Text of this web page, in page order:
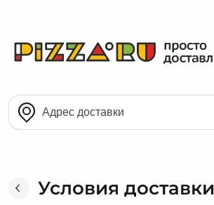
Условия доставки